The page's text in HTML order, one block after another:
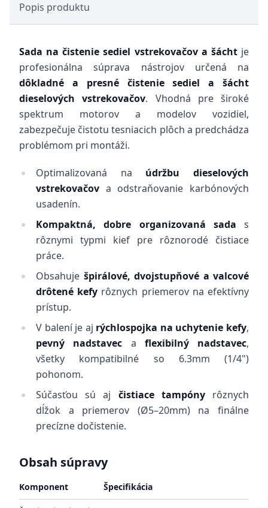
Popis produktu
Sada na čistenie sediel vstrekovačov a šáchtje
profesionálna súprava nástrojov určená na
dôkladné a presné čistenie sediel a šácht
dieselových vstrekovačov. Vhodná pre široké
spektrum motorov a modelov vozidiel,
zabezpečuje čistotu tesniacich plôch a predchádza
problémom pri montáži.
Optimalizovaná na údržbu dieselových
vstrekovačov a odstraňovanie karbónových
usadenín.
Kompaktná, dobre organizovaná sada s
rôznymi typmi kief pre rôznorodé čistiace
práce.
Obsahuje špirálové, dvojstupňové a valcové
drôtené kefy rôznych priemerov na efektívny
prístup.
V balení je aj rýchlospojka na uchytenie kefy,
pevný nadstavec a flexibilný nadstavec,
všetky kompatibilné so 6.3mm (1/4")
pohonom.
Súčasťou sú aj čistiace tampónyrôznych
dĺžok a priemerov (Ø5–20mm) na finálne
precízne dočistenie.
Obsah súpravy
Komponent Špecifikácia